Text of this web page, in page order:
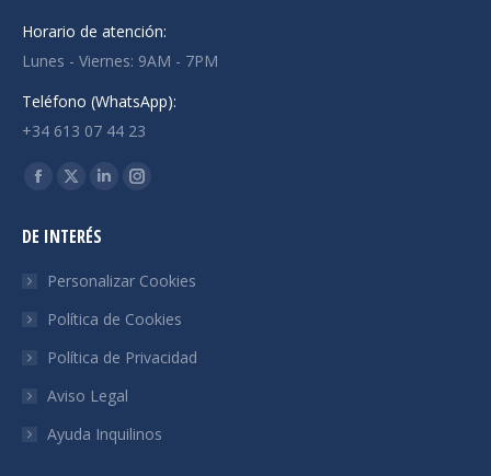
Horario de atención:
Lunes - Viernes: 9AM - 7PM
Teléfono (WhatsApp):
+34 613 07 44 23
Encuéntranos en:
Facebook
opens
window
X
opens
in
window
Linkedin
in
window
Instagram
in
window
DE INTERÉS
Personalizar Cookies
Política de Cookies
Política de Privacidad
Aviso Legal
Ayuda Inquilinos